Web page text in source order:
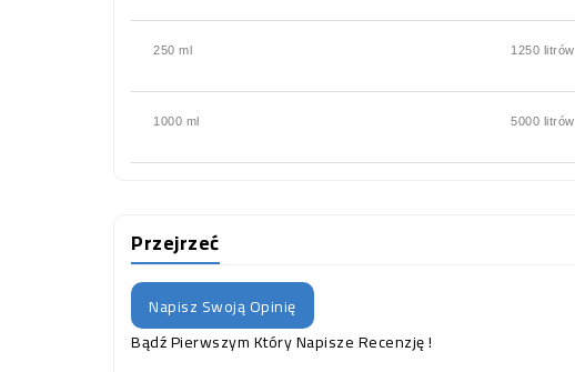
250 ml 1250 litrów
1000 ml 5000 litrów
Przejrzeć
Napisz Swoją Opinię
Bądź Pierwszym Który Napisze Recenzję !